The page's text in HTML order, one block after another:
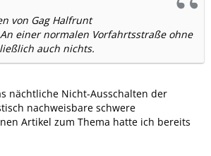
von Gag Halfrunt
einer normalen Vorfahrtsstraße ohne
auch nichts.
nächtliche Nicht-Ausschalten der
nachweisbare schwere
Artikel zum Thema hatte ich bereits